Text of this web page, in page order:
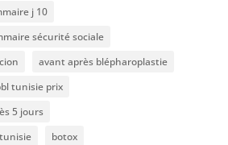
j 10
sécurité sociale
avant après blépharoplastie
tunisie prix
5 jours
botox